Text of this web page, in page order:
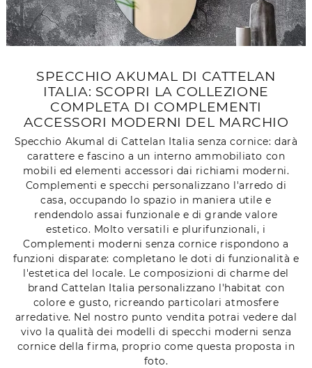
SPECCHIO AKUMAL DI CATTELAN
ITALIA: SCOPRI LA COLLEZIONE
COMPLETA DI COMPLEMENTI
ACCESSORI MODERNI DEL MARCHIO
Specchio Akumal di Cattelan Italia senza cornice: darà
carattere e fascino a un interno ammobiliato con
mobili ed elementi accessori dai richiami moderni.
Complementi e specchi personalizzano l'arredo di
casa, occupando lo spazio in maniera utile e
rendendolo assai funzionale e di grande valore
estetico. Molto versatili e plurifunzionali, i
Complementi moderni senza cornice rispondono a
funzioni disparate: completano le doti di funzionalità e
l'estetica del locale. Le composizioni di charme del
brand Cattelan Italia personalizzano l'habitat con
colore e gusto, ricreando particolari atmosfere
arredative. Nel nostro punto vendita potrai vedere dal
vivo la qualità dei modelli di specchi moderni senza
cornice della firma, proprio come questa proposta in
foto.